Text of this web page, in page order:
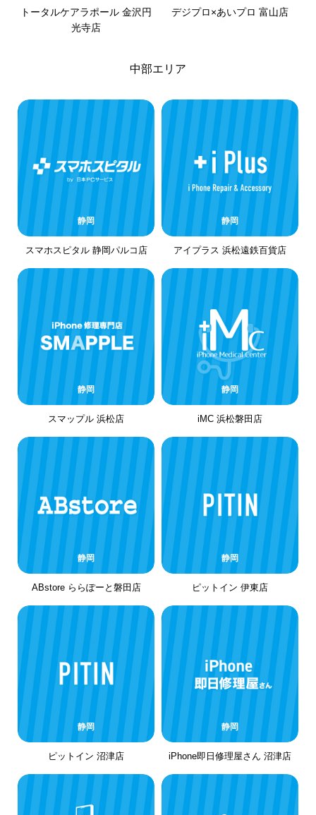
トータルケアラポール 金沢円
光寺店
デジプロ×あいプロ 富山店
中部エリア
静岡
スマホスピタル 静岡パルコ店
静岡
アイプラス 浜松遠鉄百貨店
静岡
スマップル 浜松店
静岡
iMC 浜松磐田店
静岡
ABstore ららぽーと磐田店
静岡
ピットイン 伊東店
静岡
ピットイン 沼津店
静岡
iPhone即日修理屋さん 沼津店